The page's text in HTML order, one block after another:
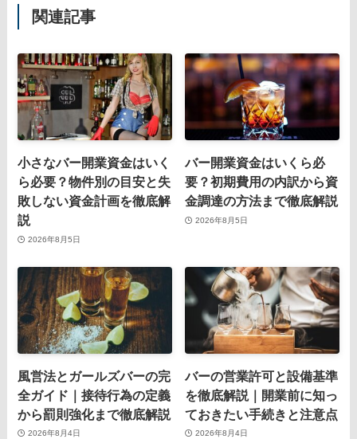
関連記事
小さなバー開業資金はいく
ら必要？物件別の目安と失
敗しない資金計画を徹底解
説
2026年8月5日
バー開業資金はいくら必
要？初期費用の内訳から資
金調達の方法まで徹底解説
2026年8月5日
風営法とガールズバーの完
全ガイド｜接待行為の定義
から罰則強化まで徹底解説
2026年8月4日
バーの営業許可と設備基準
を徹底解説｜開業前に知っ
ておきたい手続きと注意点
2026年8月4日